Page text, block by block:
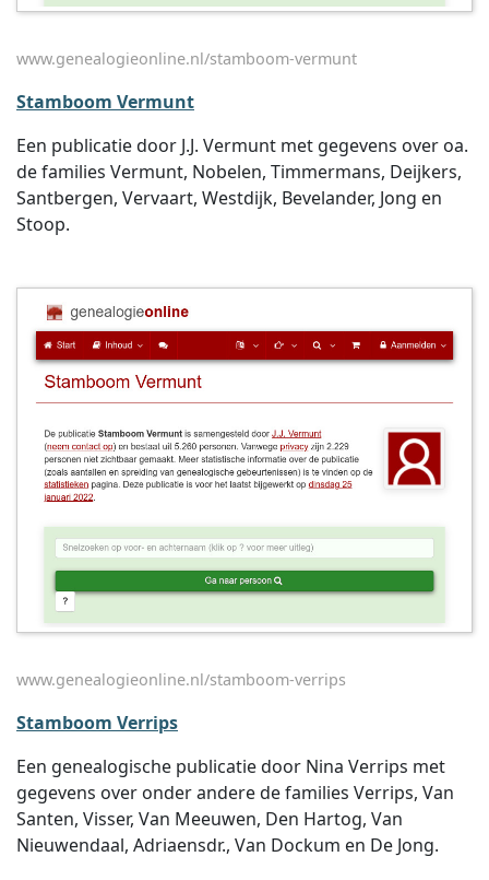
www.genealogieonline.nl/stamboom-vermunt
Stamboom Vermunt
Een publicatie door J.J. Vermunt met gegevens over oa.
de families Vermunt, Nobelen, Timmermans, Deijkers,
Santbergen, Vervaart, Westdijk, Bevelander, Jong en
Stoop.
www.genealogieonline.nl/stamboom-verrips
Stamboom Verrips
Een genealogische publicatie door Nina Verrips met
gegevens over onder andere de families Verrips, Van
Santen, Visser, Van Meeuwen, Den Hartog, Van
Nieuwendaal, Adriaensdr., Van Dockum en De Jong.